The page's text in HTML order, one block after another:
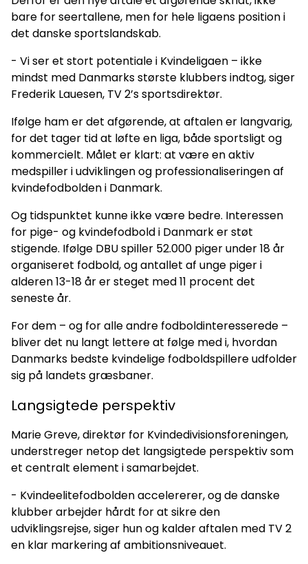
bare for seertallene, men for hele ligaens position i
det danske sportslandskab.
- Vi ser et stort potentiale i Kvindeligaen – ikke
mindst med Danmarks største klubbers indtog, siger
Frederik Lauesen, TV 2’s sportsdirektør.
Ifølge ham er det afgørende, at aftalen er langvarig,
for det tager tid at løfte en liga, både sportsligt og
kommercielt. Målet er klart: at være en aktiv
medspiller i udviklingen og professionaliseringen af
kvindefodbolden i Danmark.
Og tidspunktet kunne ikke være bedre. Interessen
for pige- og kvindefodbold i Danmark er støt
stigende. Ifølge DBU spiller 52.000 piger under 18 år
organiseret fodbold, og antallet af unge piger i
alderen 13-18 år er steget med 11 procent det
seneste år.
For dem – og for alle andre fodboldinteresserede –
bliver det nu langt lettere at følge med i, hvordan
Danmarks bedste kvindelige fodboldspillere udfolder
sig på landets græsbaner.
Langsigtede perspektiv
Marie Greve, direktør for Kvindedivisionsforeningen,
understreger netop det langsigtede perspektiv som
et centralt element i samarbejdet.
- Kvindeelitefodbolden accelererer, og de danske
klubber arbejder hårdt for at sikre den
udviklingsrejse, siger hun og kalder aftalen med TV 2
en klar markering af ambitionsniveauet.